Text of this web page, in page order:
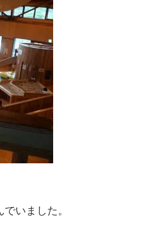
いました。